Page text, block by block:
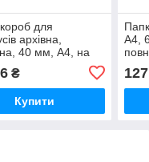
для
архівна,
40 мм, А4, на
з титулкою
₴
Купити
А4,